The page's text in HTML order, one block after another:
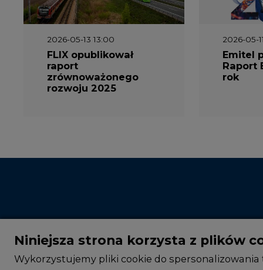
2026-05-13 13:00
FLIX opublikował
raport
zrównoważonego
rozwoju 2025
2026-05-
Emitel
Raport
rok
Niniejsza strona korzysta z plików
Wykorzystujemy pliki cookie do